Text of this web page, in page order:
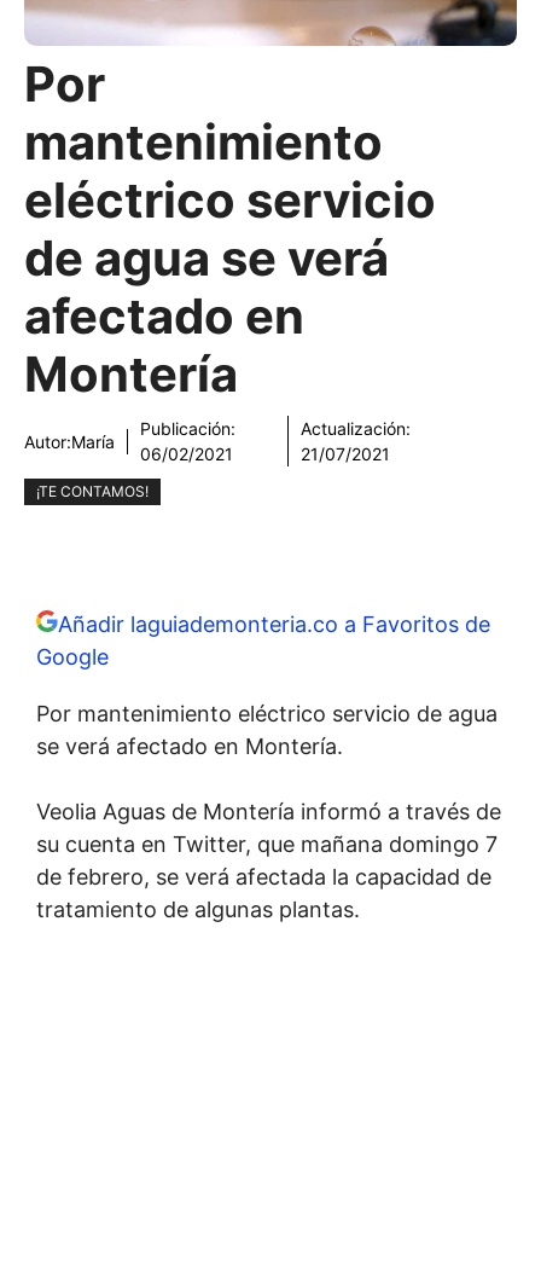
Por
mantenimiento
eléctrico servicio
de agua se verá
afectado en
Montería
Autor:María
Publicación:
06/02/2021
Actualización:
21/07/2021
¡TE CONTAMOS!
Añadir laguiademonteria.co a Favoritos de
Google
Por mantenimiento eléctrico servicio de agua
se verá afectado en Montería.
Veolia Aguas de Montería informó a través de
su cuenta en Twitter, que mañana domingo 7
de febrero, se verá afectada la capacidad de
tratamiento de algunas plantas.